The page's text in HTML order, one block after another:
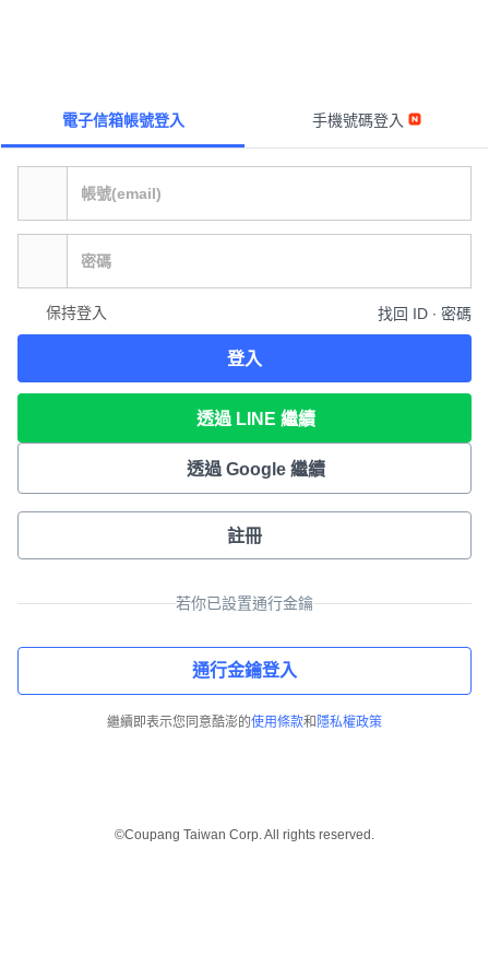
電子信箱帳號登入 手機號碼登入
保持登入 找回 ID ∙ 密碼
登入
透過 LINE 繼續
透過 Google 繼續
註冊
若你已設置通行金鑰
通行金鑰登入
繼續即表示您同意酷澎的使用條款和 隱私權政策
©Coupang Taiwan Corp. All rights reserved.